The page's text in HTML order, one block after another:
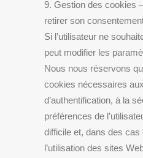
9. Gestion des cookies
retirer son
Si l’utilisateur ne
peut modifier les
Nous nous réservons
cookies nécessaires
d’authentification, à la
préférences de
difficile et, dans des
l’utilisation des sites